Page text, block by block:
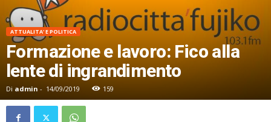
ATTUALITA' E POLITICA
Formazione e lavoro: Fico alla
lente di ingrandimento
Di admin - 14/09/2019 159